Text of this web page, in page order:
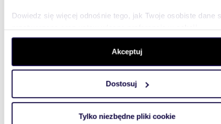
Dowiedz się więcej odnośnie tego, jak Twoje osobiste dane
szczegółów. W Deklaracji plików cookie możesz zmienić
wycofać swoją zgodę w dowolnej chwili.
aby oferować funkcje społecznościowe i analizować ruch w
witrynie. Informacje o tym, jak korzystasz z naszej witryny,
analitycznym. Partnerzy mogą połączyć te informacje z
Akceptuj
Dostosuj
Tylko niezbędne pliki cookie
59,50